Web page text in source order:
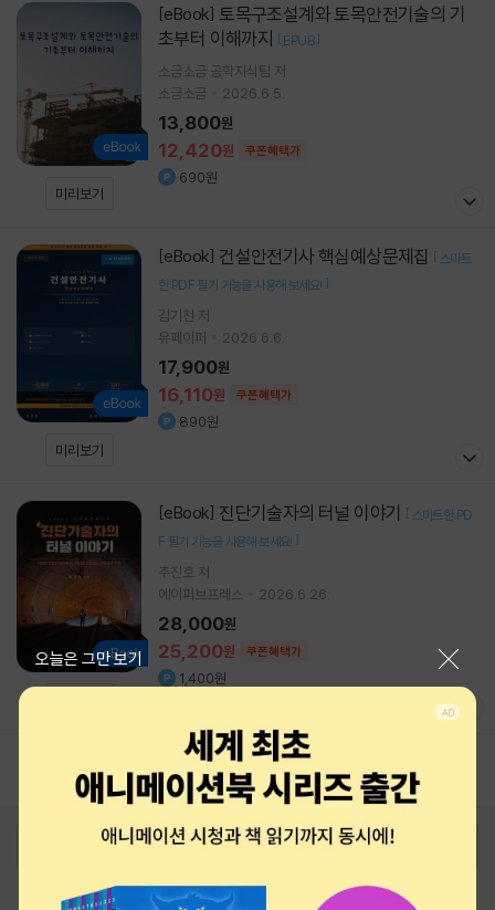
미리보기
[eBook] 토목구조설계와 토목안전기술의 기
초부터 이해까지 [ EPUB ]
소금소금 공학지식팀 저
소금소금
2026.6.5.
12,420원 쿠폰혜택가
13,800원
690원
미리보기
[eBook] 건설안전기사 핵심예상문제집 [ 스마트
한 PDF 필기 기능을 사용해 보세요! ]
김기천 저
유페이퍼
2026.6.6.
16,110원 쿠폰혜택가
17,900원
890원
[eBook] 진단기술자의 터널 이야기 [ 스마트한 PD
F 필기 기능을 사용해 보세요! ]
추진호 저
에이퍼브프레스
2026.6.26.
25,200원 쿠폰혜택가
28,000원
1,400원
오늘은 그만 보기
로그인 최근 본 상품 주문/배송
고객센터 1544-3800 티켓 1544-6399
중고샵 1566-4295